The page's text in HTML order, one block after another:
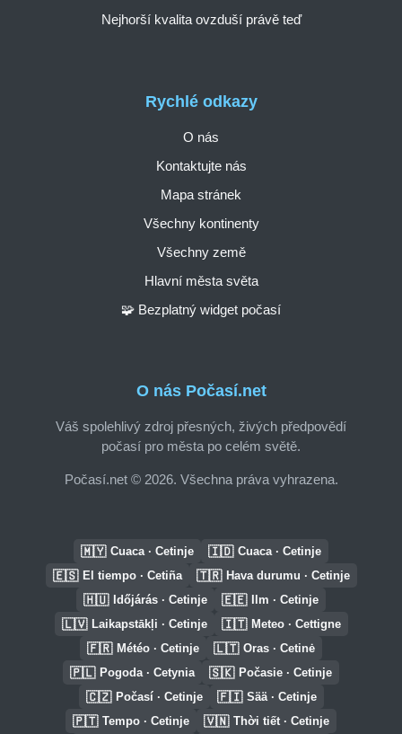
O nás Počasí.net
Váš spolehlivý zdroj přesných, živých předpovědí
počasí pro města po celém světě.
Počasí.net © 2026. Všechna práva vyhrazena.
Rychlé odkazy
O nás
Kontaktujte nás
Mapa stránek
Všechny kontinenty
Všechny země
Hlavní města světa
🧩 Bezplatný widget počasí
Nejhorší kvalita ovzduší právě teď
🇲🇾 Cuaca · Cetinje 🇮🇩 Cuaca · Cetinje
🇪🇸 El tiempo · Cetiña 🇹🇷 Hava durumu · Cetinje
🇭🇺 Időjárás · Cetinje 🇪🇪 Ilm · Cetinje
🇱🇻 Laikapstākļi · Cetinje 🇮🇹 Meteo · Cettigne
🇫🇷 Météo · Cetinje 🇱🇹 Oras · Cetinė
🇵🇱 Pogoda · Cetynia 🇸🇰 Počasie · Cetinje
🇨🇿 Počasí · Cetinje 🇫🇮 Sää · Cetinje
🇵🇹 Tempo · Cetinje 🇻🇳 Thời tiết · Cetinje